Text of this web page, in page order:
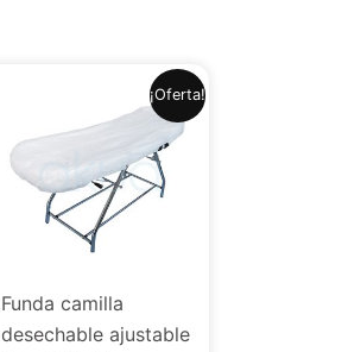
¡Oferta!
Funda camilla
desechable ajustable
original
1,30 €.
precio
actual
1,20 €.